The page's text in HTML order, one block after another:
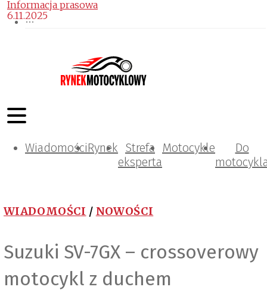
WiadomościRynek Strefa
eksperta
Motocykle
Do
WIADOMOŚCI / NOWOŚCI
Suzuki SV-7GX – crossoverowy
motocykl z duchem
Informacja prasowa
6.11.2025